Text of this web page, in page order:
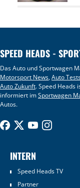
SPEED HEADS -
Das Auto und Sportwagen
Motorsport News,Auto
Auto Zukunft. Speed Heads
informiert imSportwagen
Autos.
INTERN
Speed Heads TV
Partner